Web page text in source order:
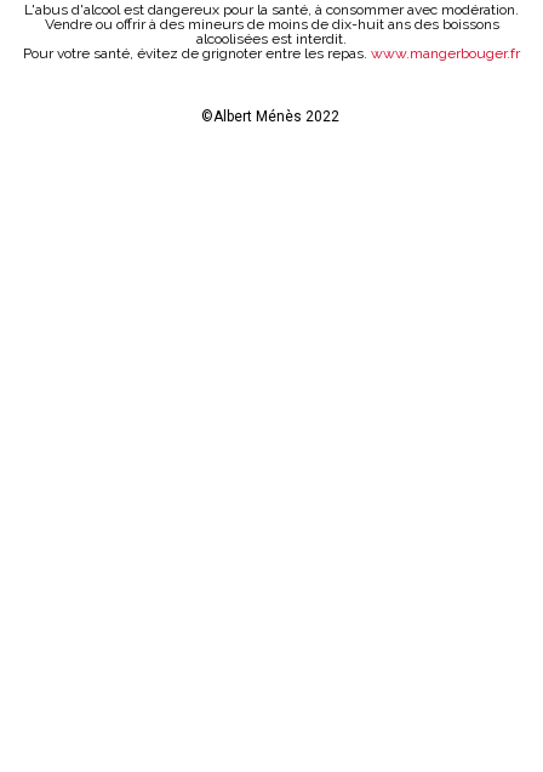
L'abus d'alcool est dangereux pour la santé, à consommer avec modération.
Vendre ou offrir à des mineurs de moins de dix-huit ans des boissons
alcoolisées est interdit.
Pour votre santé, évitez de grignoter entre les repas. www.mangerbouger.fr
©Albert Ménès 2022